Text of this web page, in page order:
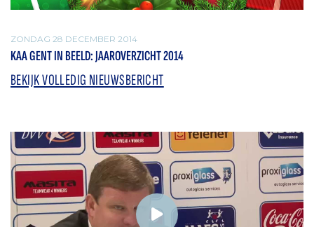
ZONDAG 28 DECEMBER 2014
KAA GENT IN BEELD: JAAROVERZICHT 2014
BEKIJK VOLLEDIG NIEUWSBERICHT